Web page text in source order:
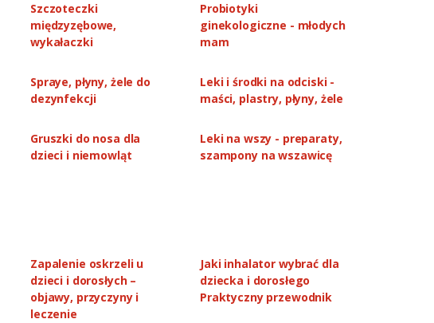
Selen
Chusteczki higieniczne
Euphrasia Hyalo Pure krople do
WELEDA Olejek
Szczoteczki
międzyzębowe,
wykałaczki
Probiotyki
ginekologiczne - młodych
mam
Spraye, płyny, żele do
dezynfekcji
Leki i środki na odciski -
maści, plastry, płyny, żele
Gruszki do nosa dla
dzieci i niemowląt
Leki na wszy - preparaty,
szampony na wszawicę
Zapalenie oskrzeli u
dzieci i dorosłych –
objawy, przyczyny i
leczenie
Jaki inhalator wybrać dla
dziecka i dorosłego
Praktyczny przewodnik